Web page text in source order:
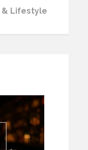
& Lifestyle